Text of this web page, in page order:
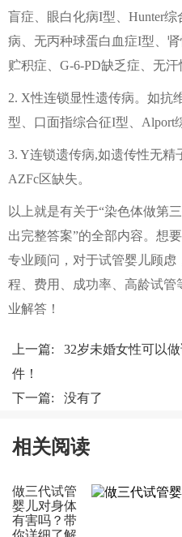
盲症、眼白化病I型、Hunter
病、无丙种球蛋白血症I型、
贮积症、G-6-PD缺乏症、无
2. X性连锁显性遗传病。如抗
型、口面指综合征I型、Alport
3. Y连锁遗传病,如遗传性无
AZFc区缺失。
以上就是有关于“染色体做第
出完整答案”的全部内容。想
专业顾问，对于试管婴儿顾
程、费用、成功率、高龄试
业解答！
上一篇: 32岁未婚女性可以
件！
下一篇: 没有了
相关阅读
做三代试管
婴儿对身体
有害吗？带